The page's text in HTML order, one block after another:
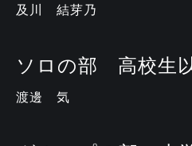
及川 結芽乃
ソロの部 高校生
渡邊 気